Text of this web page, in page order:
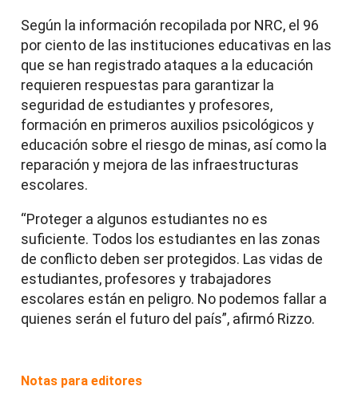
Según la información recopilada por NRC, el 96
por ciento de las instituciones educativas en las
que se han registrado ataques a la educación
requieren respuestas para garantizar la
seguridad de estudiantes y profesores,
formación en primeros auxilios psicológicos y
educación sobre el riesgo de minas, así como la
reparación y mejora de las infraestructuras
escolares.
“Proteger a algunos estudiantes no es
suficiente. Todos los estudiantes en las zonas
de conflicto deben ser protegidos. Las vidas de
estudiantes, profesores y trabajadores
escolares están en peligro. No podemos fallar a
quienes serán el futuro del país”, afirmó Rizzo.
Notas para editores